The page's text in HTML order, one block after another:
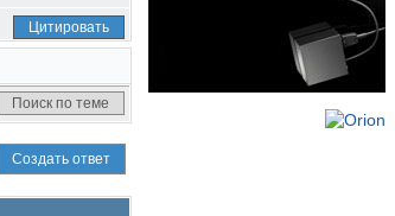
Цитировать
Создать ответ